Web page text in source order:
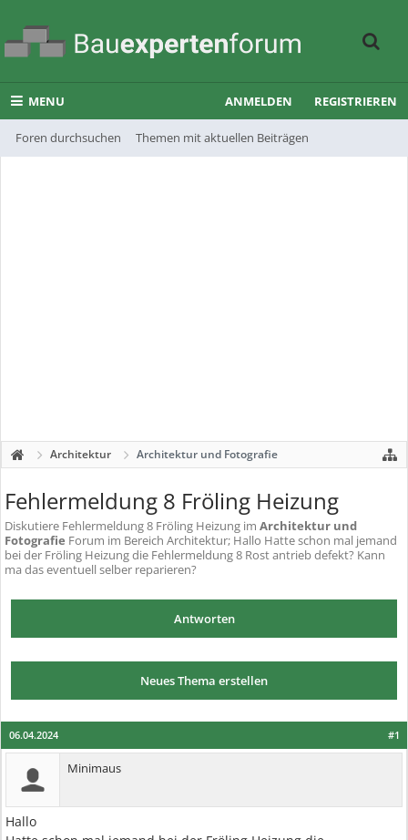
MENU
Foren durchsuchen Themen mit aktuellen Beiträgen
ANMELDEN REGISTRIEREN
Architektur Architektur und Fotografie
Fehlermeldung 8 Fröling Heizung
Diskutiere Fehlermeldung 8 Fröling Heizung im Architektur und
Fotografie Forum im Bereich Architektur; Hallo Hatte schon mal jemand
bei der Fröling Heizung die Fehlermeldung 8 Rost antrieb defekt? Kann
ma das eventuell selber reparieren?
Antworten
Neues Thema erstellen
#1
06.04.2024
Minimaus
Hallo